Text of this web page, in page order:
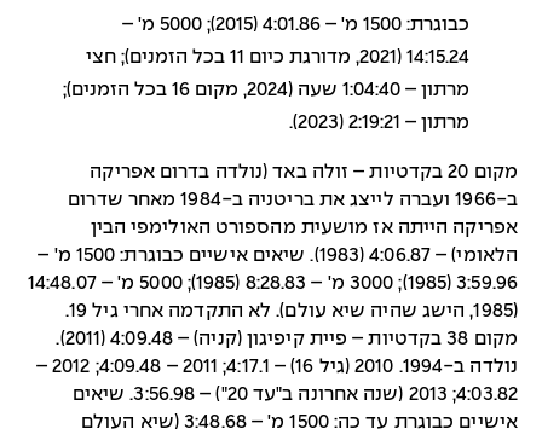
כבוגרת: 1500 מ' – 4:01.86 (2015); 5000 מ' –
14:15.24 (2021, מדורגת כיום 11 בכל הזמנים); חצי
מרתון – 1:04:40 שעה (2024, מקום 16 בכל הזמנים);
מרתון – 2:19:21 (2023).
מקום 20 בקדטיות – זולה באד (נולדה בדרום אפריקה
ב-1966 ועברה לייצג את בריטניה ב-1984 מאחר שדרום
אפריקה הייתה אז מושעית מהספורט האולימפי הבין
הלאומי) – 4:06.87 (1983). שיאים אישיים כבוגרת: 1500 מ' –
3:59.96 (1985); 3000 מ' – 8:28.83 (1985); 5000 מ' – 14:48.07
(1985, הישג שהיה שיא עולם). לא התקדמה אחרי גיל 19.
מקום 38 בקדטיות – פיית קיפיגון (קניה) – 4:09.48 (2011).
נולדה ב-1994. 2010 (גיל 16) – 4:17.1; 2011 – 4:09.48; 2012 –
4:03.82; 2013 (שנה אחרונה ב"עד 20") – 3:56.98. שיאים
אישיים כבוגרת עד כה: 1500 מ' – 3:48.68 (שיא העולם